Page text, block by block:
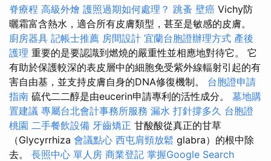
脊療程 高級外燴 護照過期如何處理？ 跳蚤 壁癌 Vichy防
曬霜富含熱水，適合所有皮膚類型，甚至是敏感的皮膚。
廚房器具 記帳士推薦 房間設計 宜蘭台胞證辦理方式 產後
護理 重要的是要認識到燃燒的嚴重性並相應地對待它。 它
有助於保護較深的表皮層中的細胞免受紫外線輻射引起的有
害自由基，並支持皮膚自身的DNA修復機制。 台胞證申請
指南 硫代二二醇是由eucerin申請專利的活性成分。 墓地購
置建議 專屬台北會計事務所服務 漏水 打針撐多久 台胞證
桃園 二手餐飲設備 牙齒矯正 甘酸酸從真正的甘草
（Glycyrrhiza 會議點心 西屯肩頸放鬆 glabra）的根中除
去。 長照中心 單人房 商業登記 掌握Google Search